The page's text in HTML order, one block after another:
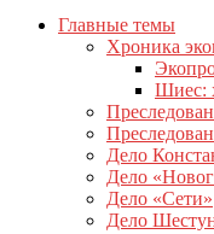
Главные темы
Хроника
Шиес:
Дело
Дело
Дело «Сети»
Дело